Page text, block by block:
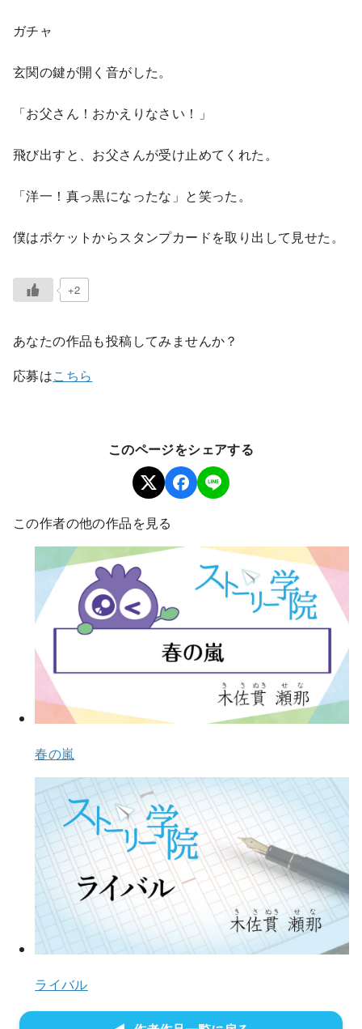
ガチャ
玄関の鍵が開く音がした。
「お父さん！おかえりなさい！」
飛び出すと、お父さんが受け止めてくれた。
「洋一！真っ黒になったな」と笑った。
僕はポケットからスタンプカードを取り出して見せた。
+2
あなたの作品も投稿してみませんか？
応募はこちら
このページをシェアする
この作者の他の作品を見る
春の嵐
ライバル